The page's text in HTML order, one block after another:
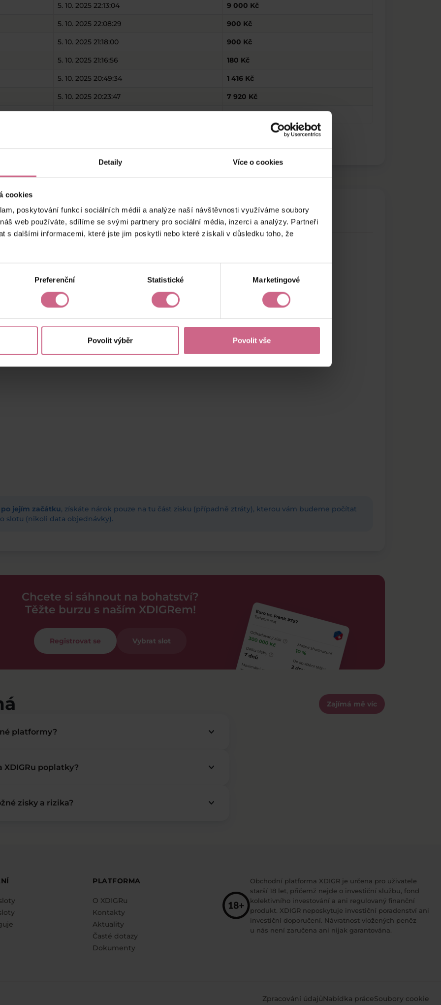
Detaily Více o cookies
cookies
poskytování funkcí sociálních médií a analýze naší návštěvnosti využíváme soubory
web používáte, sdílíme se svými partnery pro sociální média, inzerci a analýzy. Partneři
s dalšími informacemi, které jste jim poskytli nebo které získali v důsledku toho, že
Preferenční Statistické Marketingové
Povolit výběr Povolit vše
5. 10. 2025 22:13:04 9 000 Kč
5. 10. 2025 22:08:29 900 Kč
5. 10. 2025 21:18:00 900 Kč
5. 10. 2025 21:16:56 180 Kč
5. 10. 2025 20:49:34 1 416 Kč
5. 10. 2025 20:23:47 7 920 Kč
jejím začátku, získáte nárok pouze na tu část zisku (případně ztráty), kterou vám budeme počítat
slotu (nikoli data objednávky).
Chcete si sáhnout na bohatství?
Těžte burzu s naším XDIGRem!
Registrovat se Vybrat slot
Zajímá mě víc
platformy? keyboard_arrow_down
XDIGRu poplatky? keyboard_arrow_down
zisky a rizika? keyboard_arrow_down
PLATFORMA
O XDIGRu
Kontakty
Aktuality
Časté dotazy
Dokumenty
Obchodní platforma XDIGR je určena pro uživatele
starší 18 let, přičemž nejde o investiční službu, fond
kolektivního investování a ani regulovaný finanční
produkt. XDIGR neposkytuje investiční poradenství ani
investiční doporučení. Návratnost vložených peněz
u nás není zaručena ani nijak garantována.
Zpracování údajůNabídka práceSoubory cookie